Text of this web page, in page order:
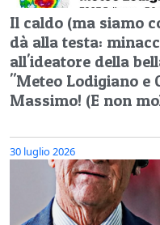
Il caldo (ma siamo
dà alla testa:
all'ideatore della
"Meteo Lodigiano e
Massimo! (E non
30 luglio 2026